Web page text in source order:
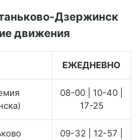
Дзержинск
движения
ЕЖЕДНЕВНО
08-00 | 10-40 |
17-25
09-32 | 12-57 |